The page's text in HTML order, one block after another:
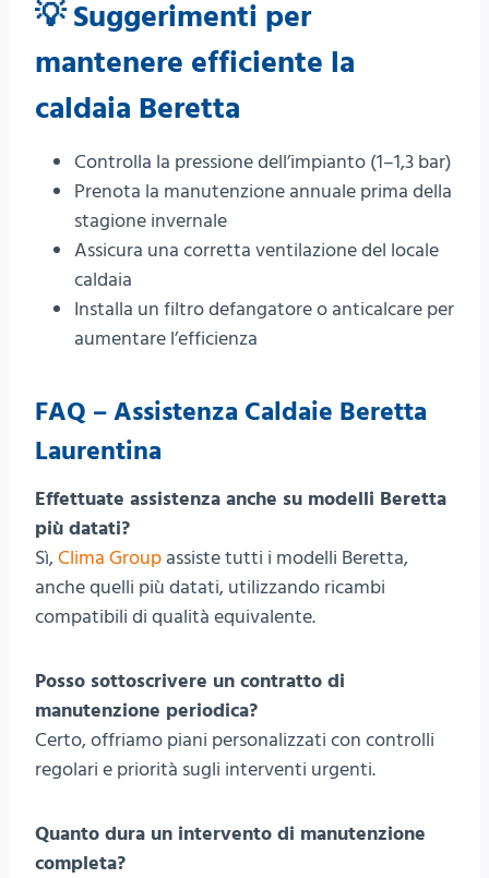
💡 Suggerimenti per
mantenere efficiente la
caldaia Beretta
Controlla la pressione dell’impianto (1–1,3 bar)
Prenota la manutenzione annuale prima della
stagione invernale
Assicura una corretta ventilazione del locale
caldaia
Installa un filtro defangatore o anticalcare per
aumentare l’efficienza
FAQ – Assistenza Caldaie Beretta
Laurentina
Effettuate assistenza anche su modelli Beretta
più datati?
Sì,Clima Group assiste tutti i modelli Beretta,
anche quelli più datati, utilizzando ricambi
compatibili di qualità equivalente.
Posso sottoscrivere un contratto di
manutenzione periodica?
Certo, offriamo piani personalizzati con controlli
regolari e priorità sugli interventi urgenti.
Quanto dura un intervento di manutenzione
completa?